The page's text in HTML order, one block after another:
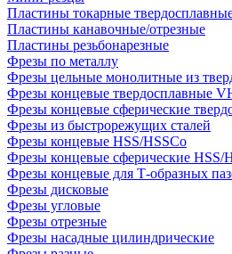
Пластины токарные
Пластины канавочные/отрезные
Пластины резьбонарезные
Фрезы по металлу
Фрезы цельные монолитные из
Фрезы концевые твердосплавные
Фрезы концевые сферические
Фрезы из быстрорежущих сталей
Фрезы концевые HSS/HSSCo
Фрезы концевые сферические HSS/
Фрезы концевые для Т-образных
Фрезы дисковые
Фрезы угловые
Фрезы отрезные
Фрезы насадные цилиндрические